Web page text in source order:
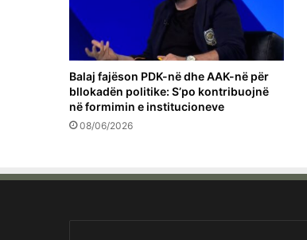
Balaj fajëson PDK-në dhe AAK-në për
bllokadën politike: S’po kontribuojnë
në formimin e institucioneve
08/06/2026